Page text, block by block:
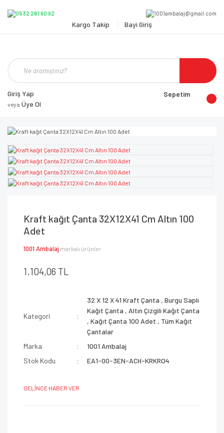
Kargo Takip Bayi Giriş
Giriş Yap
veya Üye Ol
Sepetim
Kraft kağıt Çanta 32X12X41 Cm Altın 100
Adet
1001 Ambalaj markalı ürünler
1.104,06 TL
Kategori
32 X 12 X 41 Kraft Çanta ,Burgu Saplı
Kağıt Çanta , Altın Çizgili Kağıt Çanta
,Kağıt Çanta 100 Adet , Tüm Kağıt
Çantalar
Marka
1001 Ambalaj
Stok Kodu
EA1-00-3EN-ACH-KRKRO4
GELİNCE HABER VER